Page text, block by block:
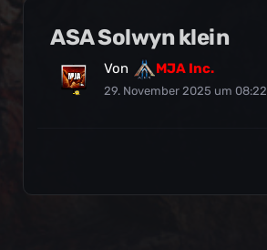
ASA Solwyn klein
Von MJA Inc.
29. November 2025 um 08:22